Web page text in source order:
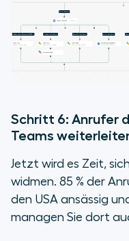
Schritt 6: Anrufer
Teams
Jetzt wird es Zeit,
widmen. 85 % der
den USA ansässig
managen Sie dort